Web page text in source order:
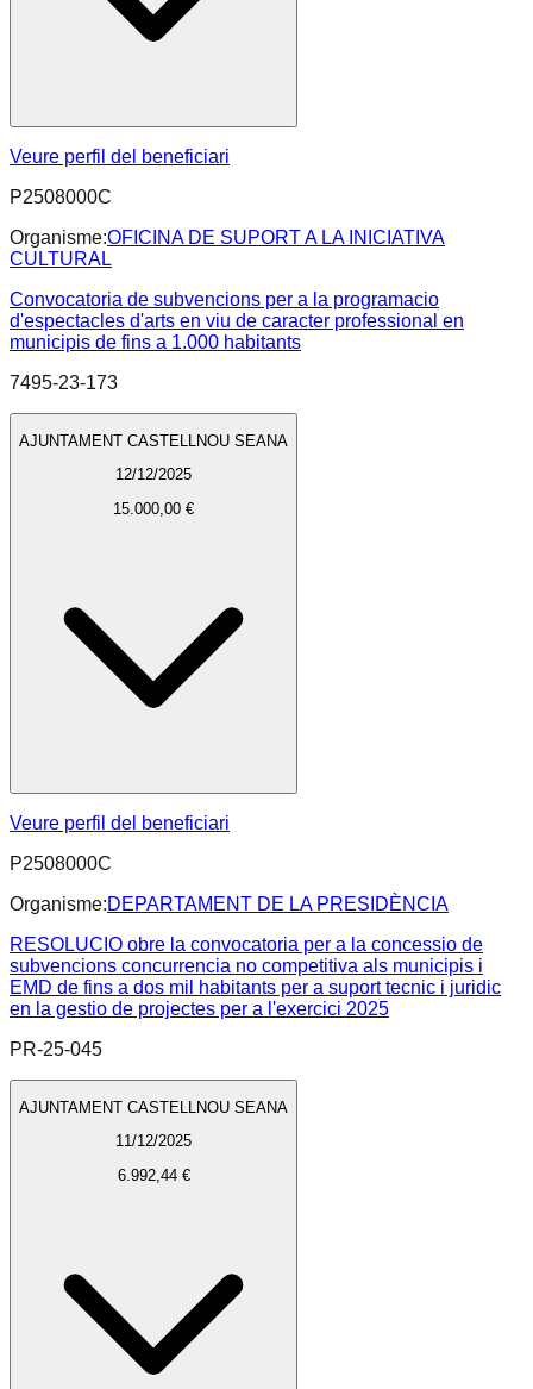
Veure perfil del beneficiari
P2508000C
Organisme:OFICINA DE SUPORT A LA INICIATIVA
CULTURAL
Convocatoria de subvencions per a la programacio
d'espectacles d'arts en viu de caracter professional en
municipis de fins a 1.000 habitants
7495-23-173
AJUNTAMENT CASTELLNOU SEANA
12/12/2025
15.000,00 €
Veure perfil del beneficiari
P2508000C
Organisme:DEPARTAMENT DE LA PRESIDÈNCIA
RESOLUCIO obre la convocatoria per a la concessio de
subvencions concurrencia no competitiva als municipis i
EMD de fins a dos mil habitants per a suport tecnic i juridic
en la gestio de projectes per a l'exercici 2025
PR-25-045
AJUNTAMENT CASTELLNOU SEANA
11/12/2025
6.992,44 €